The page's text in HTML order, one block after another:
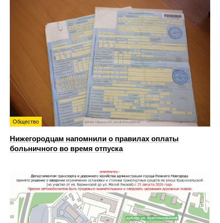
Общество
Нижегородцам напомнили о правилах оплаты
больничного во время отпуска